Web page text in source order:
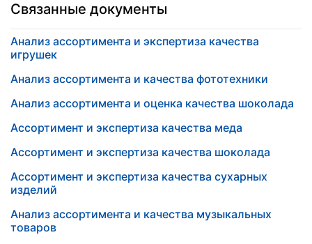
Связанные документы
Анализ ассортимента и экспертиза качества
игрушек
Анализ ассортимента и качества фототехники
Анализ ассортимента и оценка качества шоколада
Ассортимент и экспертиза качества меда
Ассортимент и экспертиза качества шоколада
Ассортимент и экспертиза качества сухарных
изделий
Анализ ассортимента и качества музыкальных
товаров